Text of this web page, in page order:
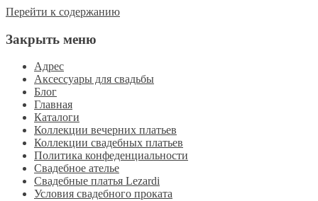
Перейти к содержанию
Закрыть меню
Адрес
Аксессуары для свадьбы
Блог
Главная
Каталоги
Коллекции вечерних платьев
Коллекции свадебных платьев
Политика конфеденциальности
Свадебное ателье
Свадебные платья Lezardi
Условия свадебного проката